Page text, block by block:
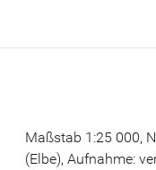
Maßstab 1:25 000,
(Elbe), Aufnahme: